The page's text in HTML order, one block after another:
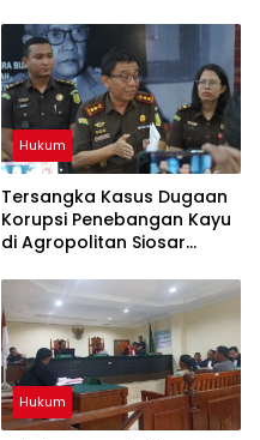
SAMBUT HUT RI KE-81
Hukum
Tersangka Kasus Dugaan
Korupsi Penebangan Kayu
di Agropolitan Siosar
Karo Langsung Tahan 20
Hari
Hukum